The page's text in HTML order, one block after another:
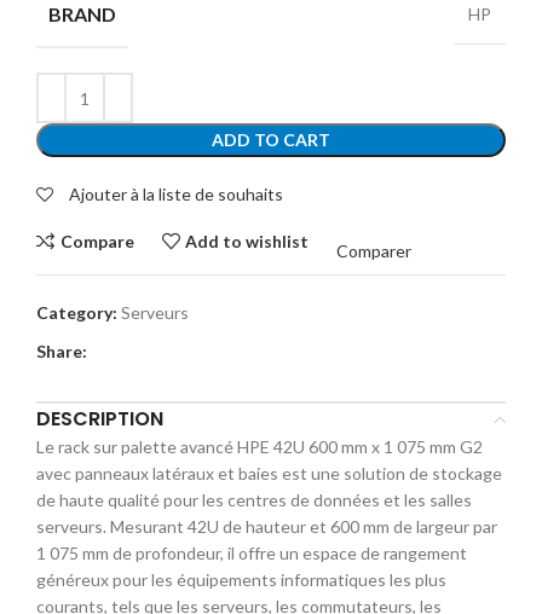
BRAND HP
ADD TO CART
Ajouter à la liste de souhaits
Compare Add to wishlist
Comparer
Category: Serveurs
Share:
DESCRIPTION
Le rack sur palette avancé HPE 42U 600 mm x 1 075 mm G2
avec panneaux latéraux et baies est une solution de stockage
de haute qualité pour les centres de données et les salles
serveurs. Mesurant 42U de hauteur et 600 mm de largeur par
1 075 mm de profondeur, il offre un espace de rangement
généreux pour les équipements informatiques les plus
courants, tels que les serveurs, les commutateurs, les